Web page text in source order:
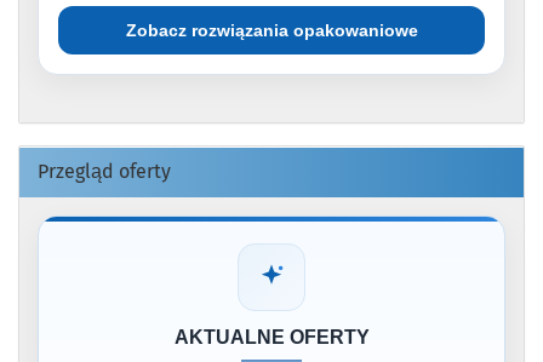
Zobacz rozwiązania opakowaniowe
Przegląd oferty
AKTUALNE OFERTY